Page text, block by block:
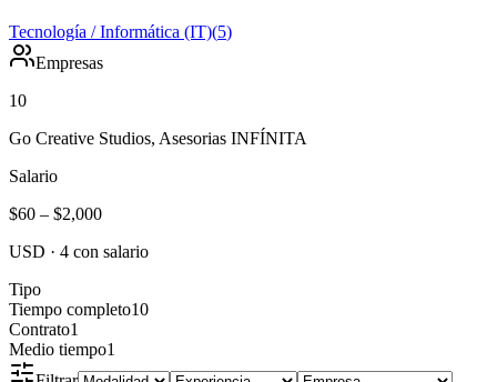
Tecnología / Informática (IT)(5)
Empresas
10
Go Creative Studios, Asesorias INFÍNITA
Salario
$60 – $2,000
USD · 4 con salario
Tipo
Tiempo completo10
Contrato1
Medio tiempo1